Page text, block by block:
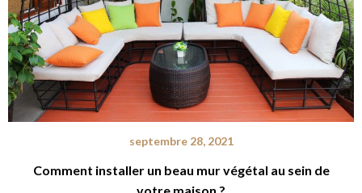
septembre 28, 2021
Comment installer un beau mur végétal au sein de
votre maison ?